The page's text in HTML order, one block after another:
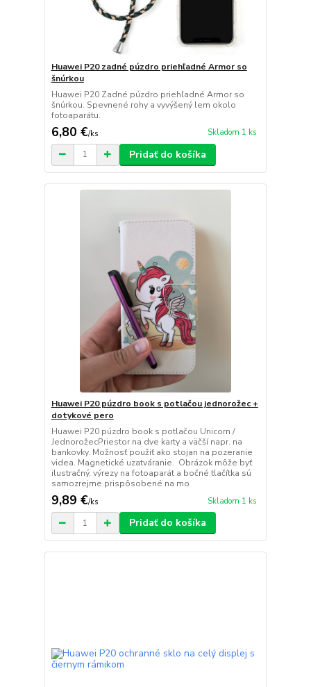
Huawei P20 zadné púzdro priehľadné Armor so
šnúrkou
Huawei P20 Zadné púzdro priehľadné Armor so
šnúrkou. Spevnené rohy a vyvýšený lem okolo
fotoaparátu.
6,80 €/ks Skladom 1 ks
Pridať do košíka
Huawei P20 púzdro book s potlačou jednorožec +
dotykové pero
Huawei P20 púzdro book s potlačou Unicorn /
JednorožecPriestor na dve karty a väčší napr. na
bankovky. Možnosť použiť ako stojan na pozeranie
videa. Magnetické uzatváranie. Obrázok môže byť
ilustračný, výrezy na fotoaparát a bočné tlačítka sú
samozrejme prispôsobené na mo
9,89 €/ks Skladom 1 ks
Pridať do košíka